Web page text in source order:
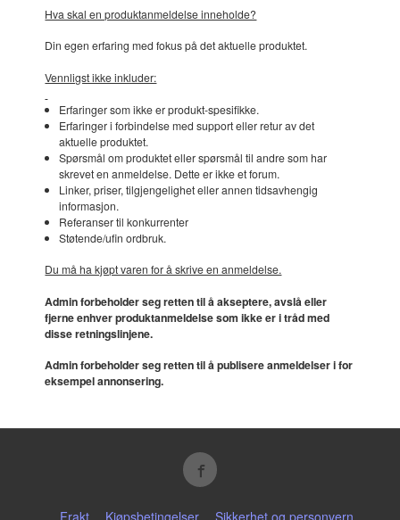
Hva skal en produktanmeldelse inneholde?
Din egen erfaring med fokus på det aktuelle produktet.
Vennligst ikke inkluder:
Erfaringer som ikke er produkt-spesifikke.
Erfaringer i forbindelse med support eller retur av det
aktuelle produktet.
Spørsmål om produktet eller spørsmål til andre som har
skrevet en anmeldelse. Dette er ikke et forum.
Linker, priser, tilgjengelighet eller annen tidsavhengig
informasjon.
Referanser til konkurrenter
Støtende/ufin ordbruk.
Du må ha kjøpt varen for å skrive en anmeldelse.
Admin forbeholder seg retten til å akseptere, avslå eller
fjerne enhver produktanmeldelse som ikke er i tråd med
disse retningslinjene.
Admin forbeholder seg retten til å publisere anmeldelser i for
eksempel annonsering.
Frakt Kjøpsbetingelser Sikkerhet og personvern